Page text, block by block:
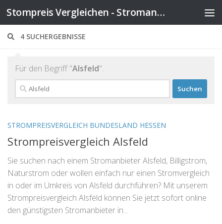
Zum Inhalt springen Stompreis Vergleichen - Stromanbieter wechseln
4 SUCHERGEBNISSE
Für den Begriff "Alsfeld".
Suchen
nach:
STROMPREISVERGLEICH BUNDESLAND HESSEN
Strompreisvergleich Alsfeld
Sie suchen nach einem Stromanbieter Alsfeld, Billigstrom,
Naturstrom oder wollen einfach nur einen Stromvergleich
in oder im Umkreis von Alsfeld durchführen? Mit unserem
Strompreisvergleich Alsfeld können Sie jetzt sofort online
den günstigsten Stromanbieter in...